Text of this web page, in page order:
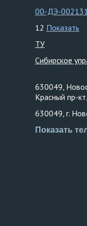
00-ДЭ-
12 Показать
ТУ
Сибирское
630049,
Красный пр-
630049, г.
Показать